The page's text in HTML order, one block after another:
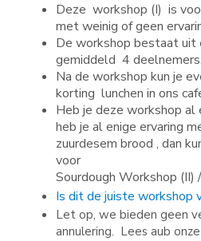
Deze workshop (I) is
met weinig of geen
De workshop bestaat uit
gemiddeld 4 deelnemers.
Na de workshop kun je
korting lunchen in ons
Heb je deze workshop
heb je al enige ervaring
zuurdesem brood , dan
voor
Sourdough Workshop (II)
Is dit de juiste workshop
Let op, we bieden geen
annulering. Lees aub onze